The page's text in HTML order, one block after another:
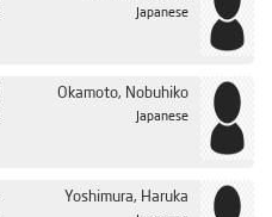
Japanese
Okamoto, Nobuhiko
Japanese
Yoshimura, Haruka